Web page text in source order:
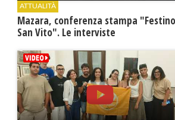
ATTUALITÀ
Mazara, conferenza stampa
San Vito". Le interviste